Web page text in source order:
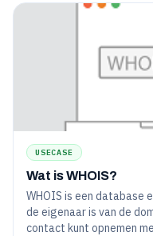
USECASE
Wat is WHOIS?
WHOIS is een database
de eigenaar is van de
contact kunt opnemen